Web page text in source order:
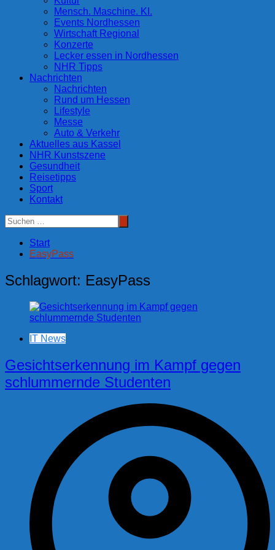
Mensch. Maschine. KI.
Events Nordhessen
Wirtschaft Regional
Konzerte
Lecker essen in Nordhessen
NHR Tipps
Nachrichten
Nachrichten
Rund um Hessen
Lifestyle
Messe
Auto & Verkehr
Aktuelles aus Kassel
NHR Kunstszene
Gesundheit
Reisetipps
Sport
Kontakt
Start
EasyPass
Schlagwort: EasyPass
IT News
Gesichtserkennung im Kampf gegen
schlummernde Studenten